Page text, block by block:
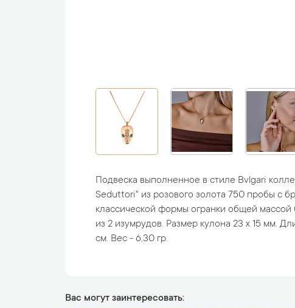
Подвеска выполненное в стиле Bvlgari
Seduttori" из розового золота 750 пробы с
классической формы огранки общей массой
из 2 изумрудов. Размер кулона 23 х 15 мм.
см. Вес - 6,30 гр.
Вас могут заинтересовать